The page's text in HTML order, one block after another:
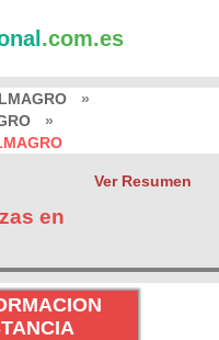
.com.es
»
»
Ver Resumen
en